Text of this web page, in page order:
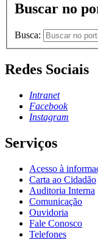
Buscar no
Busca:
Redes Sociais
Intranet
Facebook
Instagram
Serviços
Acesso à
Carta ao Cidadão
Auditoria Interna
Comunicação
Ouvidoria
Fale Conosco
Telefones